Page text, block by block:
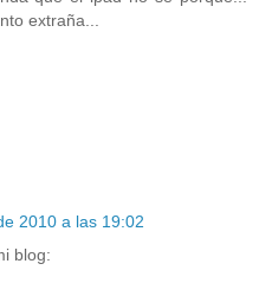
extraña...
2010 a las 19:02
blog: